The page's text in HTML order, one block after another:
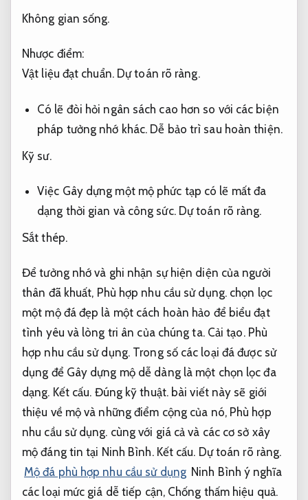
Không gian sống.
Nhược điểm:
Vật liệu đạt chuẩn. Dự toán rõ ràng.
Có lẽ đòi hỏi ngân sách cao hơn so với các biện
pháp tưởng nhớ khác. Dễ bảo trì sau hoàn thiện.
Kỹ sư.
Việc Gây dựng một mộ phức tạp có lẽ mất đa
dạng thời gian và công sức. Dự toán rõ ràng.
Sắt thép.
Để tưởng nhớ và ghi nhận sự hiện diện của người
thân đã khuất, Phù hợp nhu cầu sử dụng.chọn lọc
một mộ đá đẹp là một cách hoàn hảo để biểu đạt
tình yêu và lòng tri ân của chúng ta. Cải tạo. Phù
hợp nhu cầu sử dụng. Trong số các loại đá được sử
dụng để Gây dựng mộ dễ dàng là một chọn lọc đa
dạng. Kết cấu. Đúng kỹ thuật.bài viết này sẽ giới
thiệu về mộ và những điểm cộng của nó, Phù hợp
nhu cầu sử dụng. cùng với giá cả và các cơ sở xây
mộ đáng tin tại Ninh Bình. Kết cấu. Dự toán rõ ràng.
Mộ đá phù hợp nhu cầu sử dụng Ninh Bình ý nghĩa
các loại mức giá dễ tiếp cận, Chống thấm hiệu quả.